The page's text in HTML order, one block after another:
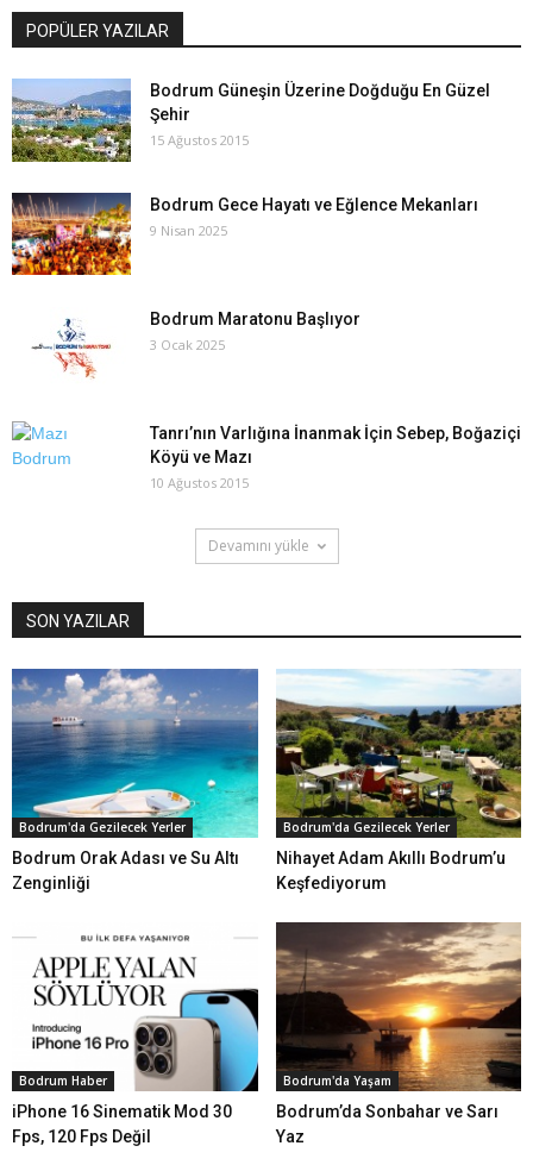
POPÜLER YAZILAR
Bodrum Güneşin Üzerine Doğduğu En Güzel
Şehir
15 Ağustos 2015
Bodrum Gece Hayatı ve Eğlence Mekanları
9 Nisan 2025
Bodrum Maratonu Başlıyor
3 Ocak 2025
Tanrı’nın Varlığına İnanmak İçin Sebep, Boğaziçi
Köyü ve Mazı
10 Ağustos 2015
Devamını yükle
SON YAZILAR
Bodrum'da Gezilecek Yerler
Bodrum Orak Adası ve Su Altı
Zenginliği
Bodrum'da Gezilecek Yerler
Nihayet Adam Akıllı Bodrum’u
Keşfediyorum
Bodrum Haber
iPhone 16 Sinematik Mod 30
Fps, 120 Fps Değil
Bodrum'da Yaşam
Bodrum’da Sonbahar ve Sarı
Yaz